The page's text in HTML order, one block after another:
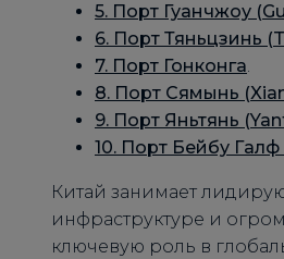
5. Порт Гуанчжоу
6. Порт Тяньцзинь
7. Порт Гонконга.
8. Порт Сямынь
9. Порт Яньтянь
10. Порт Бейбу Галф
Китай занимает
инфраструктуре и
ключевую роль в